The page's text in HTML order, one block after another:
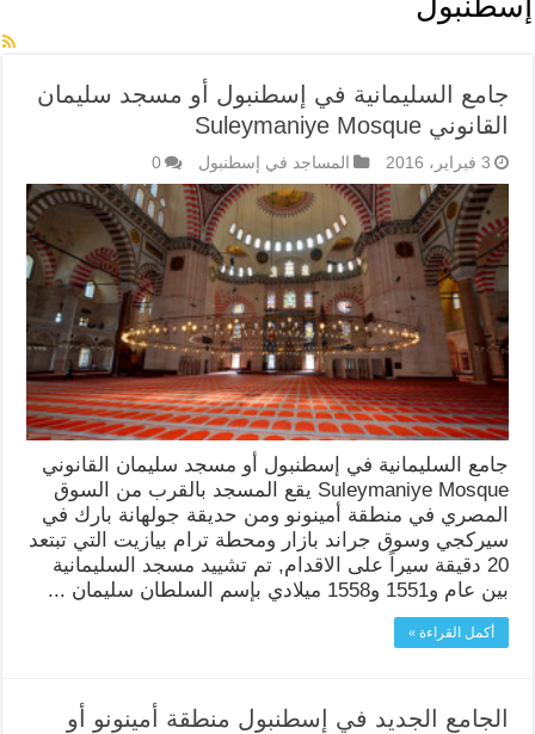
إسطنبول
جامع السليمانية في إسطنبول أو مسجد سليمان
القانوني Suleymaniye Mosque
3 فبراير، 2016 المساجد في إسطنبول 0
جامع السليمانية في إسطنبول أو مسجد سليمان القانوني
Suleymaniye Mosque يقع المسجد بالقرب من السوق
المصري في منطقة أمينونو ومن حديقة جولهانة بارك في
سيركجي وسوق جراند بازار ومحطة ترام بيازيت التي تبتعد
20 دقيقة سيراً على الاقدام, تم تشييد مسجد السليمانية
بين عام و1551 و1558 ميلادي بإسم السلطان سليمان ...
أكمل القراءة »
الجامع الجديد في إسطنبول منطقة أمينونو أو